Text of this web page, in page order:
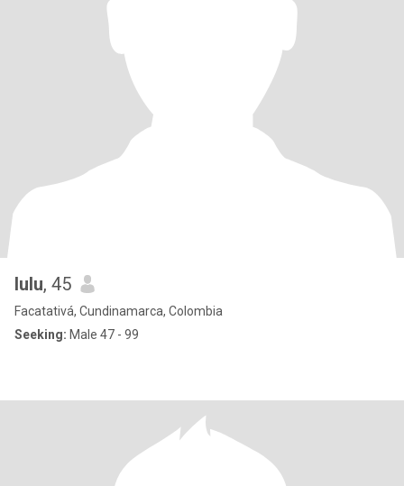
lulu, 45
Facatativá, Cundinamarca, Colombia
Seeking: Male 47 - 99